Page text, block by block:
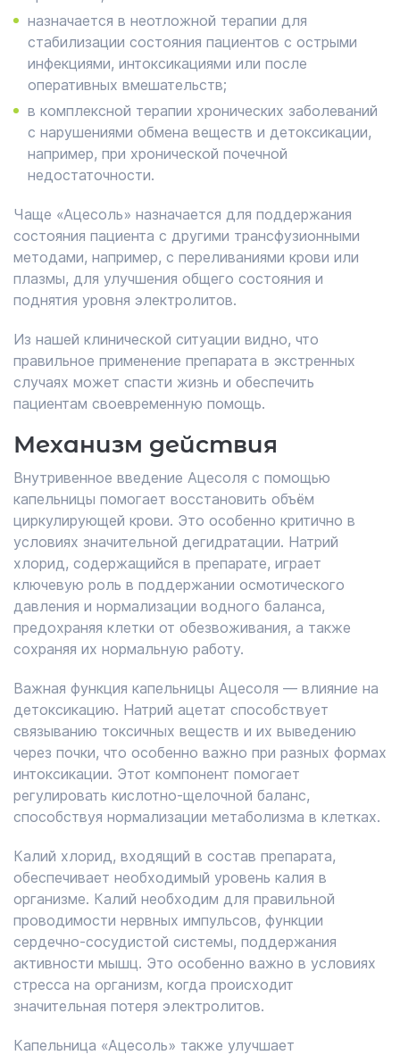
назначается в неотложной терапии для
стабилизации состояния пациентов с острыми
инфекциями, интоксикациями или после
оперативных вмешательств;
в комплексной терапии хронических заболеваний
с нарушениями обмена веществ и детоксикации,
например, при хронической почечной
недостаточности.
Чаще «Ацесоль» назначается для поддержания
состояния пациента с другими трансфузионными
методами, например, с переливаниями крови или
плазмы, для улучшения общего состояния и
поднятия уровня электролитов.
Из нашей клинической ситуации видно, что
правильное применение препарата в экстренных
случаях может спасти жизнь и обеспечить
пациентам своевременную помощь.
Механизм действия
Внутривенное введение Ацесоля с помощью
капельницы помогает восстановить объём
циркулирующей крови. Это особенно критично в
условиях значительной дегидратации. Натрий
хлорид, содержащийся в препарате, играет
ключевую роль в поддержании осмотического
давления и нормализации водного баланса,
предохраняя клетки от обезвоживания, а также
сохраняя их нормальную работу.
Важная функция капельницы Ацесоля — влияние на
детоксикацию. Натрий ацетат способствует
связыванию токсичных веществ и их выведению
через почки, что особенно важно при разных формах
интоксикации. Этот компонент помогает
регулировать кислотно-щелочной баланс,
способствуя нормализации метаболизма в клетках.
Калий хлорид, входящий в состав препарата,
обеспечивает необходимый уровень калия в
организме. Калий необходим для правильной
проводимости нервных импульсов, функции
сердечно-сосудистой системы, поддержания
активности мышц. Это особенно важно в условиях
стресса на организм, когда происходит
значительная потеря электролитов.
Капельница «Ацесоль» также улучшает